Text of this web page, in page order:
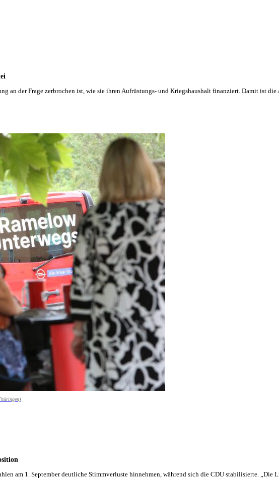
an der Frage zerbrochen ist, wie sie ihren Aufrüstungs- und Kriegshaushalt finanziert. Damit ist
am 1. September deutliche Stimmverluste hinnehmen, während sich die CDU stabilisierte. „Die